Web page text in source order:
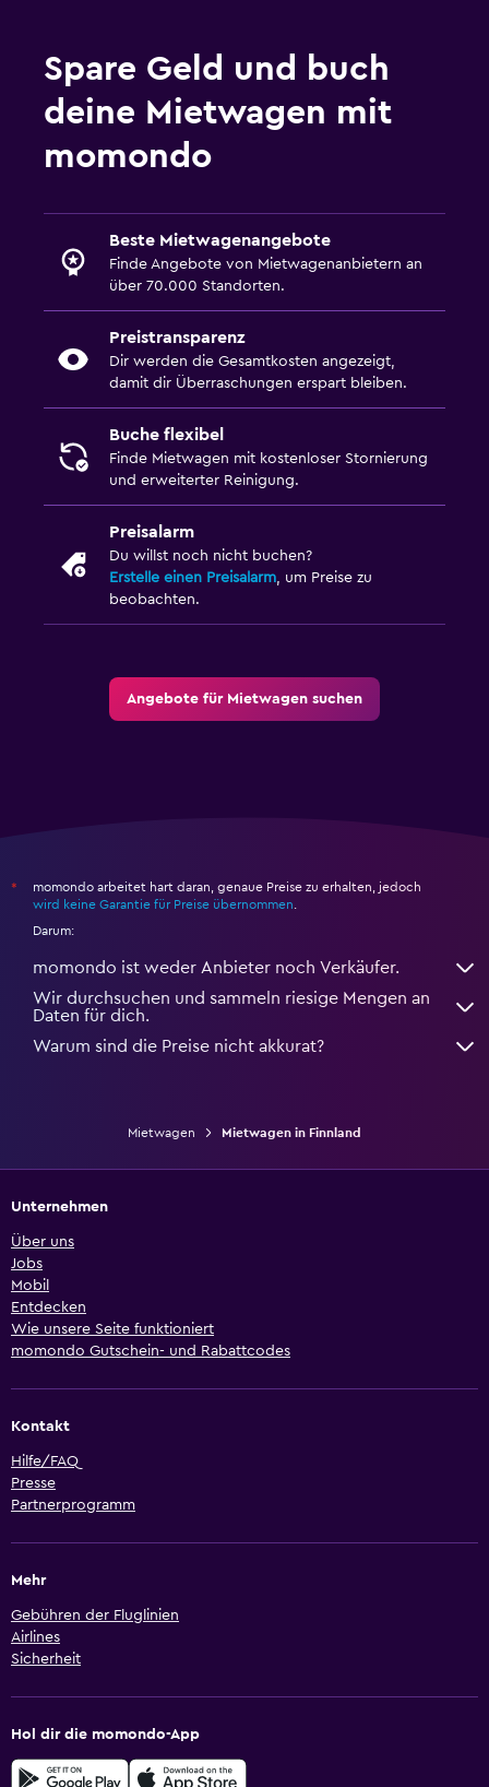
Spare Geld und buch
deine Mietwagen mit
momondo
Beste Mietwagenangebote
Finde Angebote von Mietwagenanbietern an
über 70.000 Standorten.
Preistransparenz
Dir werden die Gesamtkosten angezeigt,
damit dir Überraschungen erspart bleiben.
Buche flexibel
Finde Mietwagen mit kostenloser Stornierung
und erweiterter Reinigung.
Preisalarm
Du willst noch nicht buchen?
Erstelle einen Preisalarm, um Preise zu
beobachten.
Angebote für Mietwagen suchen
*
momondo arbeitet hart daran, genaue Preise zu erhalten, jedoch
wird keine Garantie für Preise übernommen.
Darum:
momondo ist weder Anbieter noch Verkäufer.
Wir durchsuchen und sammeln riesige Mengen an
Daten für dich.
Warum sind die Preise nicht akkurat?
Mietwagen Mietwagen in Finnland
Unternehmen
Über uns
Jobs
Mobil
Entdecken
Wie unsere Seite funktioniert
momondo Gutschein- und Rabattcodes
Kontakt
Hilfe/FAQ
Presse
Partnerprogramm
Mehr
Gebühren der Fluglinien
Airlines
Sicherheit
Hol dir die momondo-App